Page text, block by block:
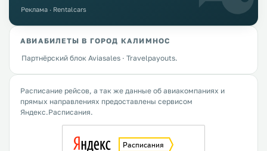
Реклама · Rentalcars
АВИАБИЛЕТЫ В ГОРОД КАЛИМНОС
Партнёрский блок Aviasales · Travelpayouts.
Расписание рейсов, а так же данные об авиакомпаниях и
прямых направлениях предоставлены сервисом
Яндекс.Расписания.